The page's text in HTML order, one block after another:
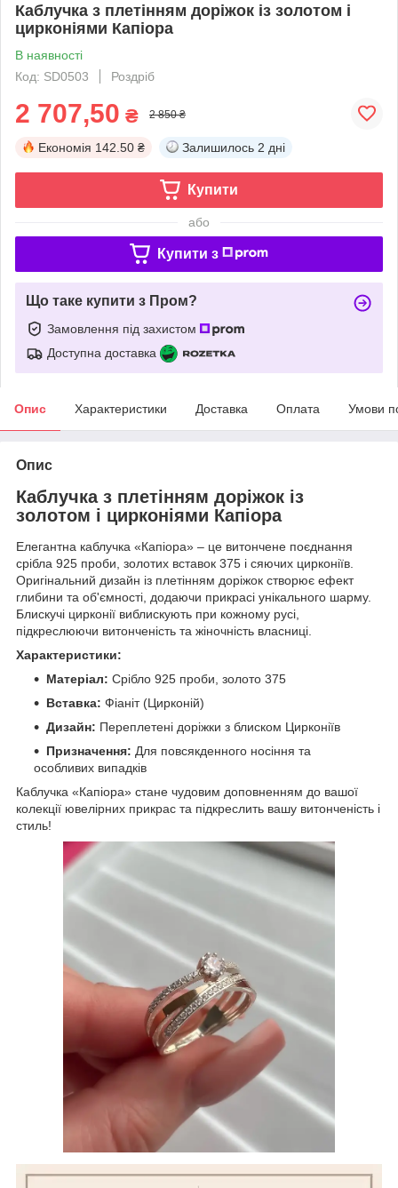
Каблучка з плетінням доріжок із золотом і
цирконіями Капіора
В наявності
Код: SD0503
Роздріб
2 707,50 ₴ 2 850 ₴
Економія 142.50 ₴ Залишилось 2 дні
Купити
або
Купити з
Що таке купити з Пром?
Замовлення під захистом
Доступна доставка
Опис Характеристики Доставка Оплата Умови
Опис
Каблучка з плетінням доріжок із
золотом і цирконіями Капіора
Елегантна каблучка «Капіора» – це витончене поєднання
срібла 925 проби, золотих вставок 375 і сяючих цирконіїв.
Оригінальний дизайн із плетінням доріжок створює ефект
глибини та об'ємності, додаючи прикрасі унікального шарму.
Блискучі цирконії виблискують при кожному русі,
підкреслюючи витонченість та жіночність власниці.
Характеристики:
Матеріал: Срібло 925 проби, золото 375
Вставка: Фіаніт (Цирконій)
Дизайн: Переплетені доріжки з блиском Цирконіїв
Призначення: Для повсякденного носіння та
особливих випадків
Каблучка «Капіора» стане чудовим доповненням до вашої
колекції ювелірних прикрас та підкреслить вашу витонченість і
стиль!